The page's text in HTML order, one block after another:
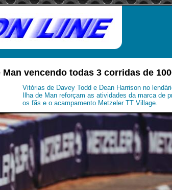
vencendo todas 3 corridas de
Vitórias de Davey Todd e Dean Harrison no
Ilha de Man reforçam as atividades da marca de
os fãs e o acampamento Metzeler TT Village.